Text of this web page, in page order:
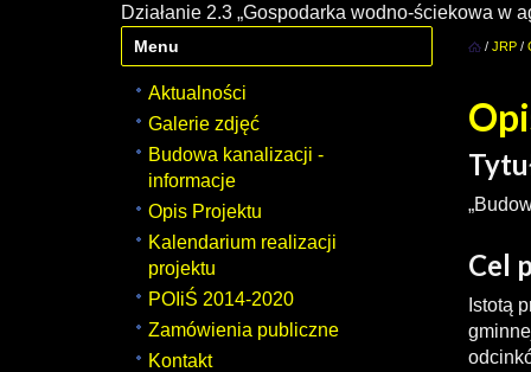
Działanie 2.3 „Gospodarka wodno-ściekowa w
Menu
Aktualności
Galerie zdjęć
Budowa kanalizacji -
informacje
Opis Projektu
Kalendarium realizacji
projektu
POIiŚ 2014-2020
Zamówienia publiczne
Kontakt
/ JRP/
Cel
Istotą